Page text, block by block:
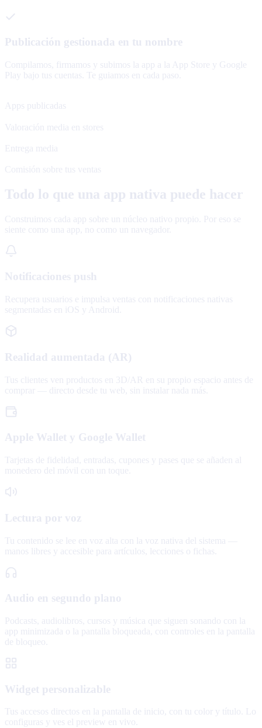
Publicación gestionada en tu nombre
Compilamos, firmamos y subimos la app a la App Store y Google
Play bajo tus cuentas. Te guiamos en cada paso.
Apps publicadas
Valoración media en stores
Entrega media
Comisión sobre tus ventas
Todo lo que una app nativa puede hacer
Construimos cada app sobre un núcleo nativo propio. Por eso se
siente como una app, no como un navegador.
Notificaciones push
Recupera usuarios e impulsa ventas con notificaciones nativas
segmentadas en iOS y Android.
Realidad aumentada (AR)
Tus clientes ven productos en 3D/AR en su propio espacio antes de
comprar — directo desde tu web, sin instalar nada más.
Apple Wallet y Google Wallet
Tarjetas de fidelidad, entradas, cupones y pases que se añaden al
monedero del móvil con un toque.
Lectura por voz
Tu contenido se lee en voz alta con la voz nativa del sistema —
manos libres y accesible para artículos, lecciones o fichas.
Audio en segundo plano
Podcasts, audiolibros, cursos y música que siguen sonando con la
app minimizada o la pantalla bloqueada, con controles en la pantalla
de bloqueo.
Widget personalizable
Tus accesos directos en la pantalla de inicio, con tu color y título. Lo
configuras y ves el preview en vivo.